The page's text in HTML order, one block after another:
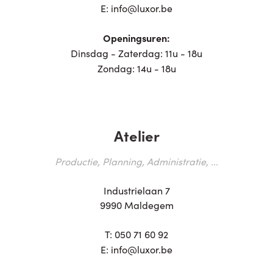
E: info@luxor.be
Openingsuren:
Dinsdag - Zaterdag: 11u - 18u
Zondag: 14u - 18u
Atelier
Productie, Planning, Administratie, ...
Industrielaan 7
9990 Maldegem
T: 050 71 60 92
E: info@luxor.be